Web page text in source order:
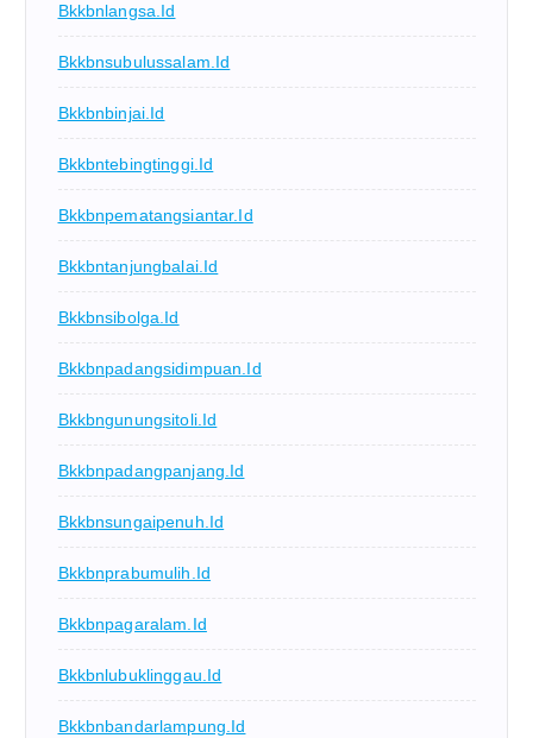
Bkkbnlangsa.id
Bkkbnsubulussalam.id
Bkkbnbinjai.id
Bkkbntebingtinggi.id
Bkkbnpematangsiantar.id
Bkkbntanjungbalai.id
Bkkbnsibolga.id
Bkkbnpadangsidimpuan.id
Bkkbngunungsitoli.id
Bkkbnpadangpanjang.id
Bkkbnsungaipenuh.id
Bkkbnprabumulih.id
Bkkbnpagaralam.id
Bkkbnlubuklinggau.id
Bkkbnbandarlampung.id